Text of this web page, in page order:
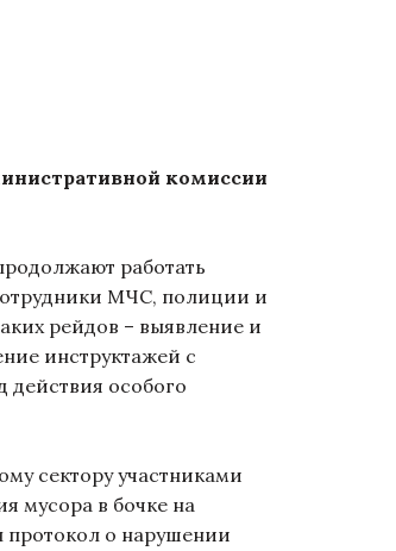
комиссии
работать
МЧС, полиции и
рейдов – выявление и
инструктажей с
действия особого
сектору участниками
мусора в бочке на
протокол о нарушении